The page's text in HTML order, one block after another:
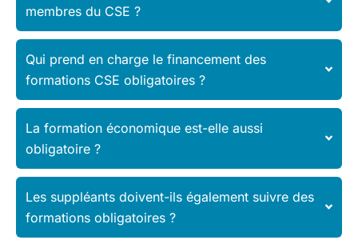
membres du CSE ?
Qui prend en charge le financement des
formations CSE obligatoires ?
La formation économique est-elle aussi
obligatoire ?
Les suppléants doivent-ils également suivre des
formations obligatoires ?